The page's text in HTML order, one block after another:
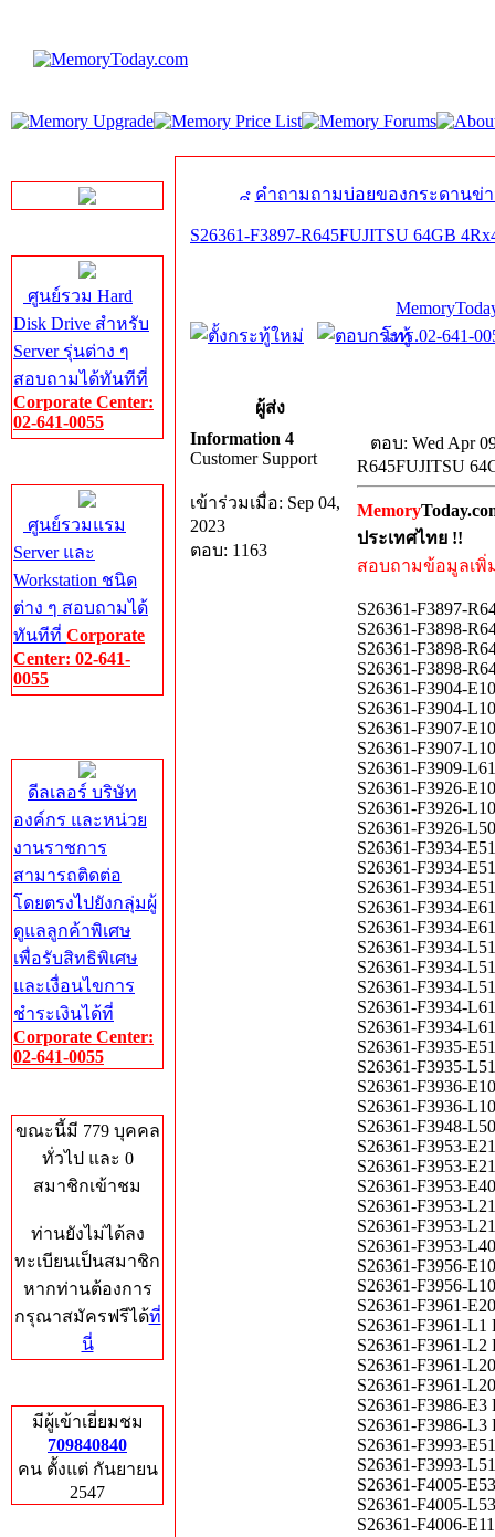
ศูนย์รวม Hard
Disk Drive สำหรับ
Server รุ่นต่าง ๆ
สอบถามได้ทันทีที่
Corporate Center:
02-641-0055
ศูนย์รวมแรม
Server และ
Workstation ชนิด
ต่าง ๆ สอบถามได้
ทันทีที่ Corporate
Center: 02-641-
0055
ดีลเลอร์ บริษัท
องค์กร และหน่วย
งานราชการ
สามารถติดต่อ
โดยตรงไปยังกลุ่มผู้
ดูแลลูกค้าพิเศษ
เพื่อรับสิทธิพิเศษ
และเงื่อนไขการ
ชำระเงินได้ที่
Corporate Center:
02-641-0055
ขณะนี้มี 779 บุคคล
ทั่วไป และ 0
สมาชิกเข้าชม
ท่านยังไม่ได้ลง
ทะเบียนเป็นสมาชิก
หากท่านต้องการ
กรุณาสมัครฟรีได้ที่
นี่
มีผู้เข้าเยี่ยมชม
709840840
คน ตั้งแต่ กันยายน
2547
คำถามถามบ่อยของกระดานข่
S26361-F3897-R645FUJITSU 64GB
โทร.02-641-
ผู้ส่ง
Information 4
Customer Support
เข้าร่วมเมื่อ: Sep 04,
2023
ตอบ: 1163
ตอบ: Wed Apr
R645FUJITSU
Memory
ประเทศไทย !!
สอบถามข้อมูลเพิ่
S26361-F3897-
S26361-F3898-
S26361-F3898-
S26361-F3898-
S26361-F3904-
S26361-F3904-
S26361-F3907-
S26361-F3907-
S26361-F3909-
S26361-F3926-
S26361-F3926-
S26361-F3926-
S26361-F3934-
S26361-F3934-
S26361-F3934-
S26361-F3934-
S26361-F3934-
S26361-F3934-
S26361-F3934-
S26361-F3934-
S26361-F3934-
S26361-F3934-
S26361-F3935-
S26361-F3935-
S26361-F3936-
S26361-F3936-
S26361-F3948-
S26361-F3953-
S26361-F3953-
S26361-F3953-
S26361-F3953-
S26361-F3953-
S26361-F3953-
S26361-F3956-
S26361-F3956-
S26361-F3961-
S26361-F3961-
S26361-F3961-
S26361-F3961-
S26361-F3961-
S26361-F3986-E3
S26361-F3986-L3
S26361-F3993-
S26361-F3993-
S26361-F4005-
S26361-F4005-
S26361-F4006-